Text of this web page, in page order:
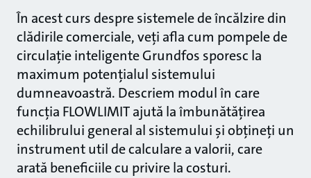
În acest curs despre sistemele de încălzire din
clădirile comerciale, veți afla cum pompele de
circulație inteligente Grundfos sporesc la
maximum potențialul sistemului
dumneavoastră. Descriem modul în care
funcția FLOWLIMIT ajută la îmbunătățirea
echilibrului general al sistemului și obțineți un
instrument util de calculare a valorii, care
arată beneficiile cu privire la costuri.